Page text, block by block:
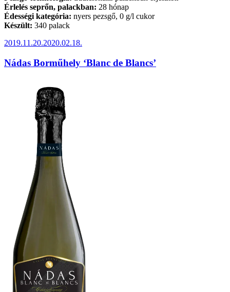
Érlelés seprőn, palackban: 28 hónap
Édességi kategória: nyers pezsgő, 0 g/l cukor
Készült: 340 palack
Beküldve:
2019.11.20.2020.02.18.
Nádas Borműhely ‘Blanc de Blancs’